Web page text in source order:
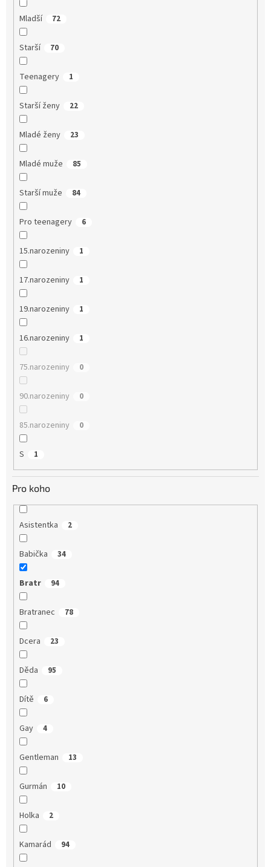
Mladší 72
Starší 70
Teenagery 1
Starší ženy 22
Mladé ženy 23
Mladé muže 85
Starší muže 84
Pro teenagery 6
15.narozeniny 1
17.narozeniny 1
19.narozeniny 1
16.narozeniny 1
75.narozeniny 0
90.narozeniny 0
85.narozeniny 0
S 1
Pro koho
Asistentka 2
Babička 34
Bratr 94
Bratranec 78
Dcera 23
Děda 95
Dítě 6
Gay 4
Gentleman 13
Gurmán 10
Holka 2
Kamarád 94